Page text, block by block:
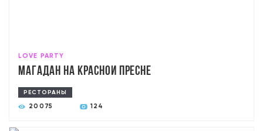
LOVE PARTY
Магадан на Красной Пресне
РЕСТОРАНЫ
20075 124